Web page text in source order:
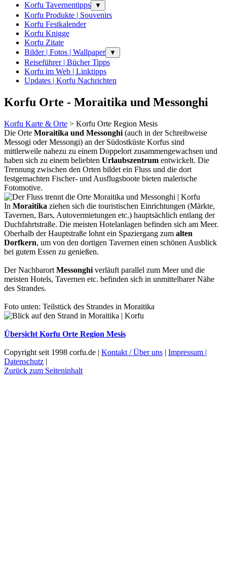
Korfu Tavernentipps ▼
Korfu Produkte | Souvenirs
Korfu Festkalender
Korfu Knigge
Korfu Zitate
Bilder | Fotos | Wallpaper
▼
Reiseführer | Bücher Tipps
Korfu im Web | Linktipps
Updates | Korfu Nachrichten
Korfu Orte - Moraitika und Messonghi
Korfu Karte & Orte > Korfu Orte Region Mesis
Die Orte Moraitika und Messonghi (auch in der Schreibweise
Messogi oder Messongi) an der Südostküste Korfus sind
mittlerweile nahezu zu einem Doppelort zusammengewachsen und
haben sich zu einem beliebten Urlaubszentrum entwickelt. Die
Trennung zwischen den Orten bildet ein Fluss und die dort
festgemachten Fischer- und Ausflugsboote bieten malerische
Fotomotive.
In Moraitika ziehen sich die touristischen Einrichtungen (Märkte,
Tavernen, Bars, Autovermietungen etc.) hauptsächlich entlang der
Duchfahrtstraße. Die meisten Hotelanlagen befinden sich am Meer.
Oberhalb der Hauptstraße lohnt ein Spaziergang zum alten
Dorfkern, um von den dortigen Tavernen einen schönen Ausblick
bei gutem Essen zu genießen.
Der Nachbarort Messonghi verläuft parallel zum Meer und die
meisten Hotels, Tavernen etc. befinden sich in unmittelbarer Nähe
des Strandes.
Foto unten: Teilstück des Strandes in Moraitika
Übersicht Korfu Orte Region Mesis
Copyright seit 1998 corfu.de | Kontakt / Über uns | Impressum |
Datenschutz |
Zurück zum Seiteninhalt